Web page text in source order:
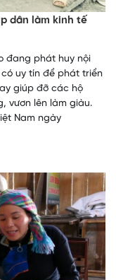
dân làm kinh tế
đang phát huy nội
uy tín để phát triển
giúp đỡ các hộ
vươn lên làm giàu.
Nam ngày